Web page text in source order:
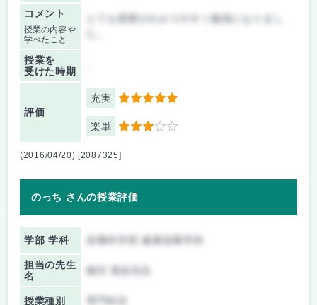
コメント
授業の内容や
学べたこと
とても授業がわかりやすく勉強になりまし
授業を
受けた時期
評価
充実 5
楽単 3
(2016/04/20) [2087325]
のっち さんの授業評価
学部 学科 栄養科学部 健康栄養学科
担当の先生
名
柳沢 香絵先生
授業種別